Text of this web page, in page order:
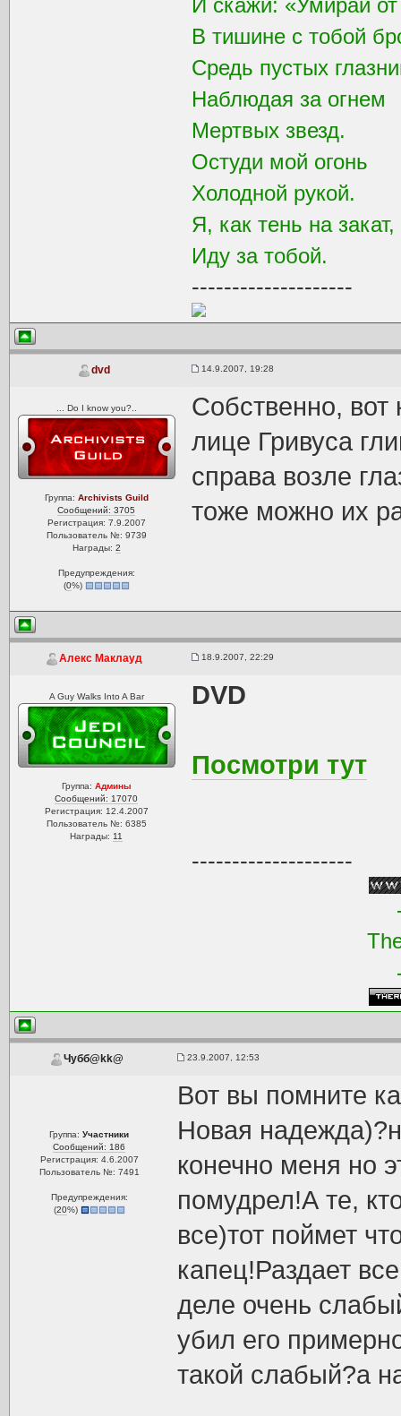
И скажи: «Умирай
В тишине с тобой
Средь пустых
Наблюдая за огнем
Мертвых звезд.
Остуди мой огонь
Холодной рукой.
Я, как тень на закат,
Иду за тобой.
--------------------
dvd 14.9.2007, 19:28
... Do I know you?..
Группа: Archivists Guild
Сообщений: 3705
Регистрация: 7.9.2007
Пользователь №: 9739
Награды: 2
Предупреждения:
(0%)
Собственно, вот
лице Гривуса
справа возле
тоже можно их
Алекс Маклауд 18.9.2007, 22:29
A Guy Walks Into A Bar
Группа: Админы
Сообщений: 17070
Регистрация: 12.4.2007
Пользователь №: 6385
Награды: 11
DVD
Посмотри тут
--------------------
Чубб@kk@ 23.9.2007, 12:53
Группа:Участники
Сообщений: 186
Регистрация: 4.6.2007
Пользователь №: 7491
Предупреждения:
(20%)
Вот вы помните
Новая
конечно меня но
помудрел!А те,
все)тот поймет
капец!Раздает
деле очень
убил его
такой слабый?а